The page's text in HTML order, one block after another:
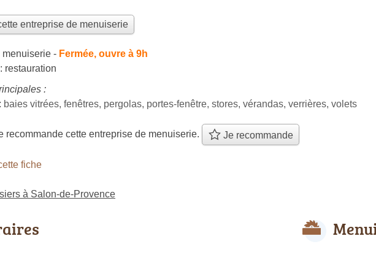
entreprise de menuiserie
menuiserie - Fermée, ouvre à 9h
restauration
:
baies vitrées, fenêtres, pergolas, portes-fenêtre, stores, vérandas, verrières, volets
recommande cette entreprise de menuiserie. Je recommande
fiche
à Salon-de-Provence